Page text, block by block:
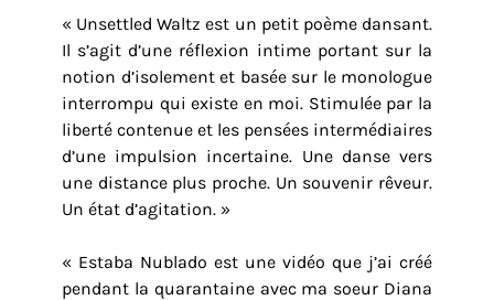
« Unsettled Waltz est un petit poème dansant.
Il s’agit d’une réflexion intime portant sur la
notion d’isolement et basée sur le monologue
interrompu qui existe en moi. Stimulée par la
liberté contenue et les pensées intermédiaires
d’une impulsion incertaine. Une danse vers
une distance plus proche. Un souvenir rêveur.
Un état d’agitation. »
« Estaba Nublado est une vidéo que j’ai créé
pendant la quarantaine avec ma soeur Diana